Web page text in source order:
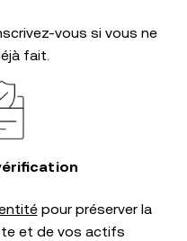
vous si vous ne
fait.
pour préserver la
et de vos actifs